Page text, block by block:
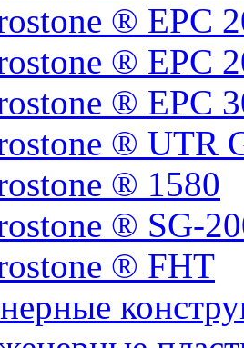
® EPC
® EPC
® EPC
® UTR
® 1580
® SG-
® FHT